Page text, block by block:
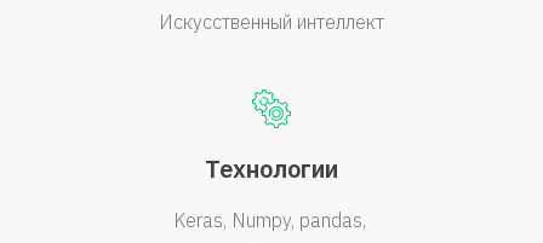
Искусственный интеллект
Технологии
Keras Numpy pandas